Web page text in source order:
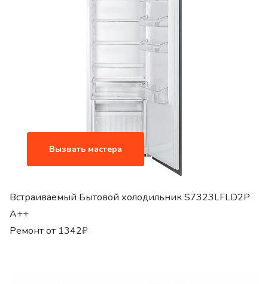
Вызвать мастера
Встраиваемый Бытовой холодильник S7323LFLD2P
A++
Ремонт от 1342₽